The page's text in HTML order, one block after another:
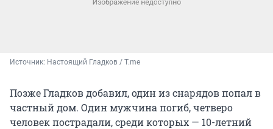
Источник: Настоящий Гладков / T.me
Позже Гладков добавил, один из снарядов попал в
частный дом. Один мужчина погиб, четверо
человек пострадали, среди которых — 10-летний